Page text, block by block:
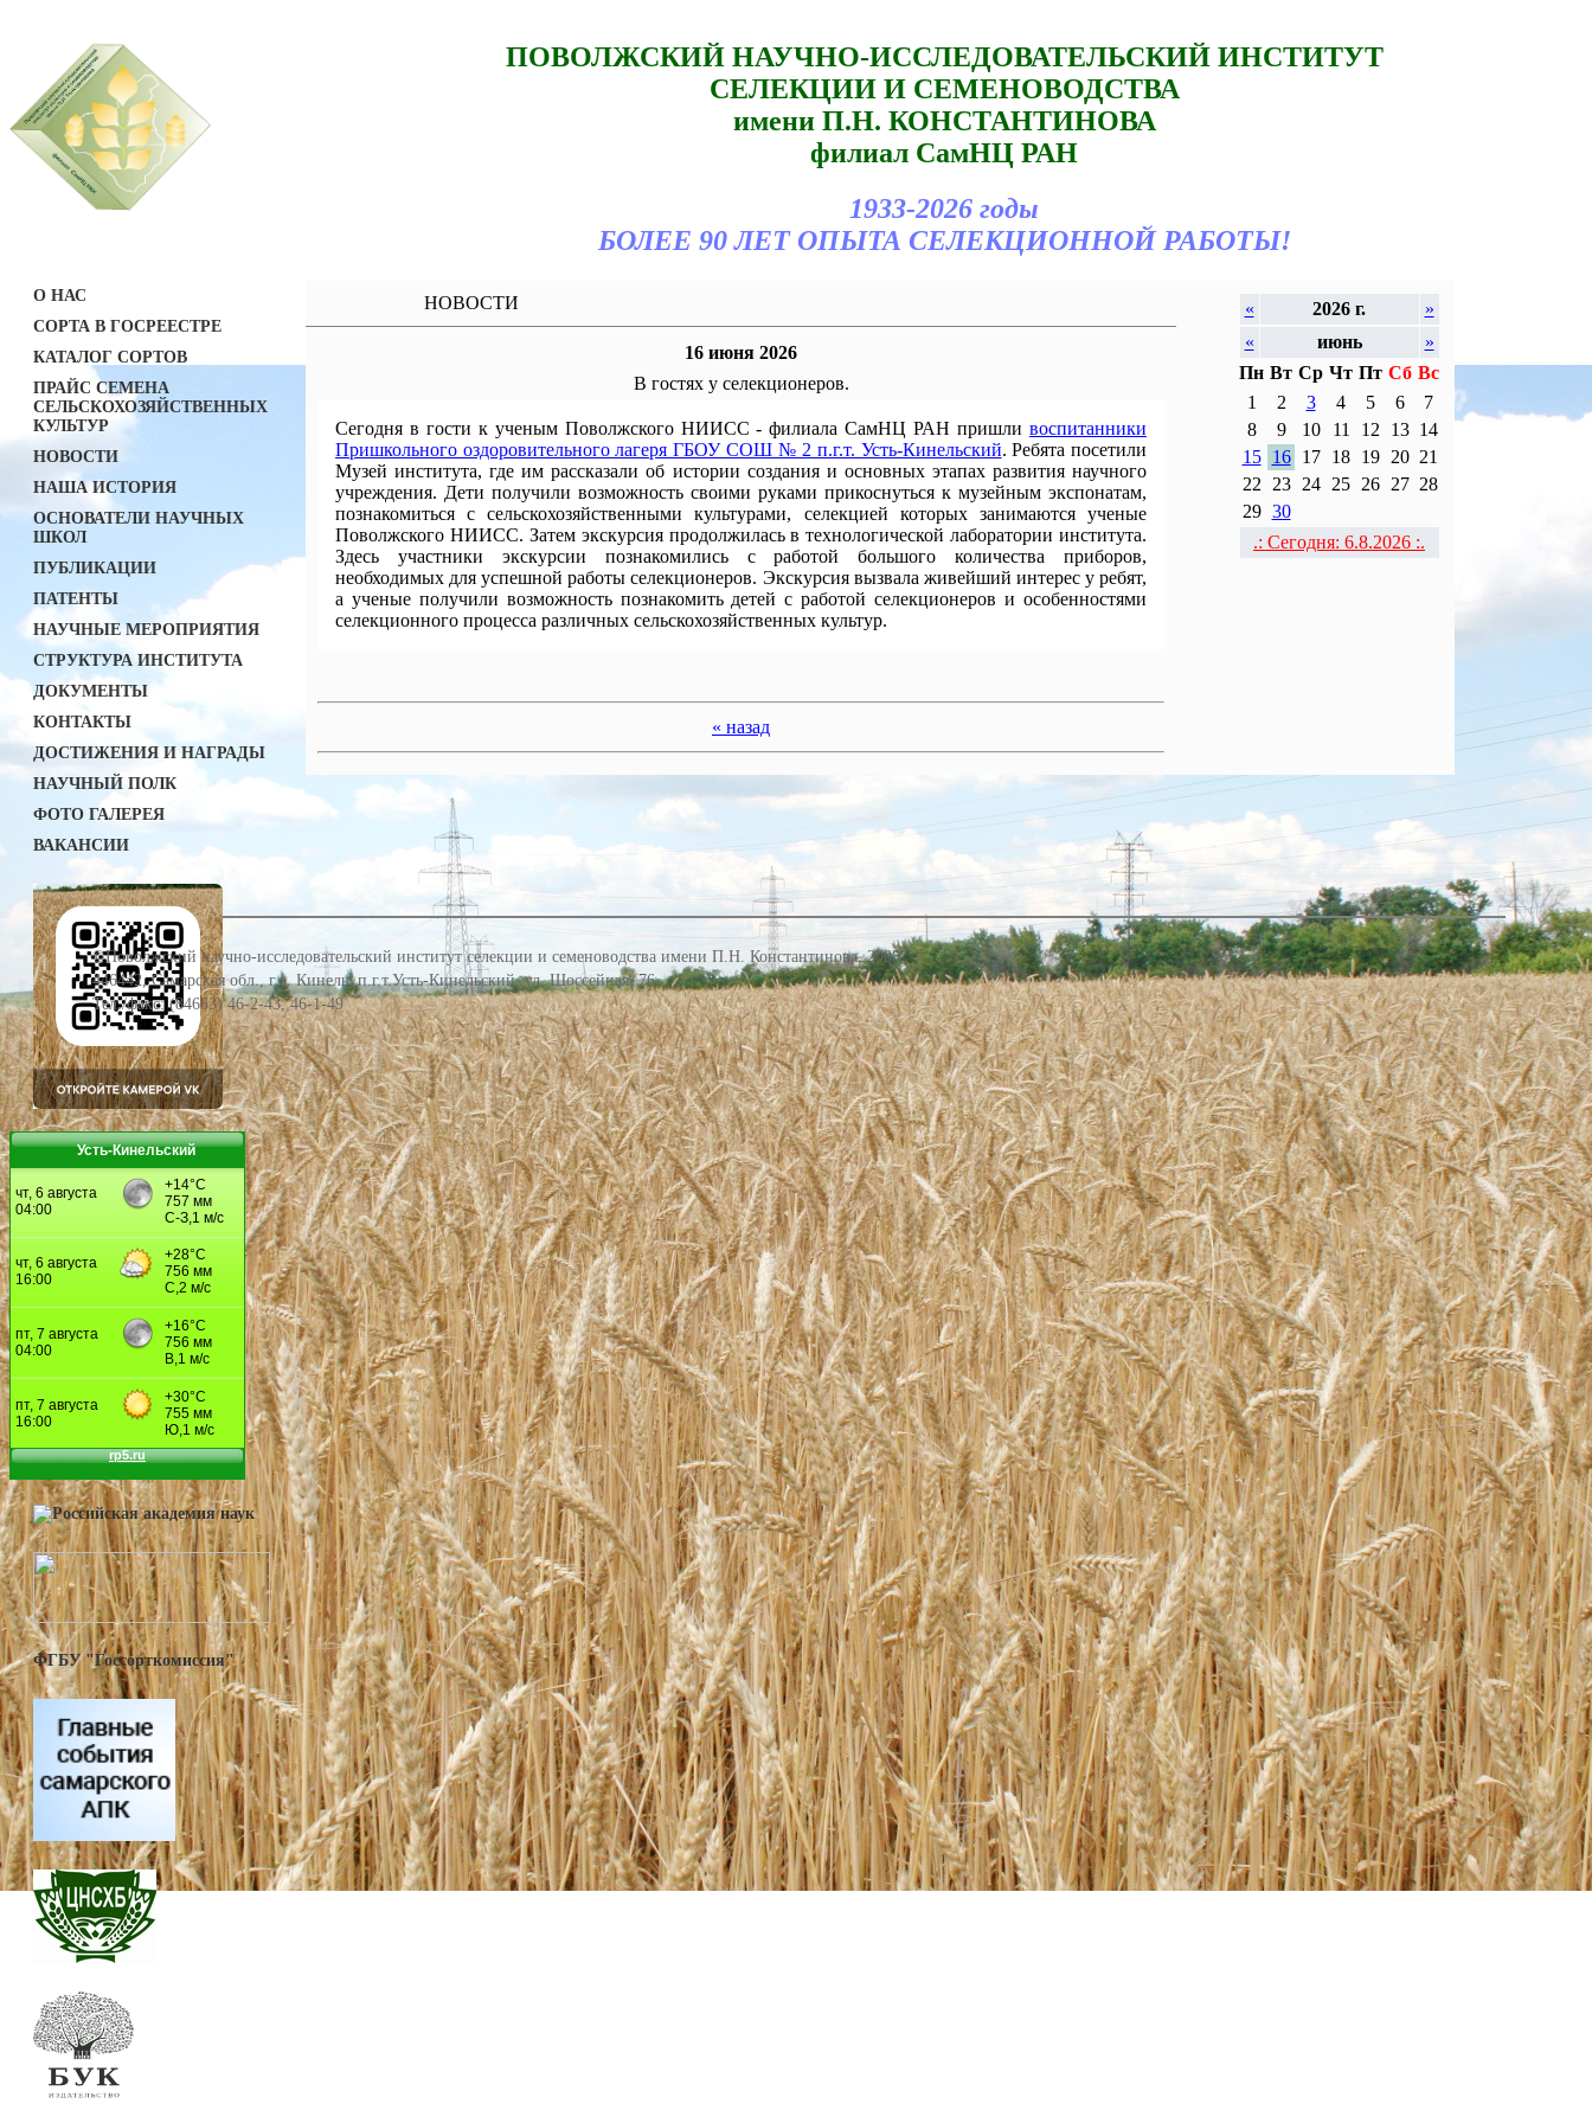
ПОВОЛЖСКИЙ НАУЧНО-ИССЛЕДОВАТЕЛЬСКИЙ ИНСТИТУТ
СЕЛЕКЦИИ И СЕМЕНОВОДСТВА
имени П.Н. КОНСТАНТИНОВА
филиал СамНЦ РАН
1933-2026 годы
БОЛЕЕ 90 ЛЕТ ОПЫТА СЕЛЕКЦИОННОЙ РАБОТЫ!
О НАС
СОРТА В ГОСРЕЕСТРЕ
КАТАЛОГ СОРТОВ
ПРАЙС СЕМЕНА
СЕЛЬСКОХОЗЯЙСТВЕННЫХ
КУЛЬТУР
НОВОСТИ
НАША ИСТОРИЯ
ОСНОВАТЕЛИ НАУЧНЫХ
ШКОЛ
ПУБЛИКАЦИИ
ПАТЕНТЫ
НАУЧНЫЕ МЕРОПРИЯТИЯ
СТРУКТУРА ИНСТИТУТА
ДОКУМЕНТЫ
КОНТАКТЫ
ДОСТИЖЕНИЯ И НАГРАДЫ
НАУЧНЫЙ ПОЛК
ФОТО ГАЛЕРЕЯ
ВАКАНСИИ
Усть-Кинельский
ФГБУ "Госсорткомиссия"
НОВОСТИ « 2026 г.
»
«
июнь
»
Пн Вт Ср Чт Пт Сб Вс
1
2 3 4 5 6
7
8
9 10 11 12 13 14
15
16 17 18 19 20 21
22
23 24 25 26 27 28
29 30
.: Сегодня: 6.8.2026 :.
16 июня 2026
В гостях у селекционеров.
Сегодня в гости к ученым Поволжского НИИСС - филиала СамНЦ РАН пришли воспитанники
Пришкольного оздоровительного лагеря ГБОУ СОШ № 2 п.г.т. Усть-Кинельский. Ребята посетили
Музей института, где им рассказали об истории создания и основных этапах развития научного
учреждения. Дети получили возможность своими руками прикоснуться к музейным экспонатам,
познакомиться с сельскохозяйственными культурами, селекцией которых занимаются ученые
Поволжского НИИСС. Затем экскурсия продолжилась в технологической лаборатории института.
Здесь участники экскурсии познакомились c работой большого количества приборов,
необходимых для успешной работы селекционеров. Экскурсия вызвала живейший интерес у ребят,
а ученые получили возможность познакомить детей с работой селекционеров и особенностями
селекционного процесса различных сельскохозяйственных культур.
« назад
©Поволжский научно-исследовательский институт селекции и семеноводства имени П.Н. Константинова, 2008
446442, Самарская обл., г.о. Кинель, п.г.т.Усть-Кинельский, ул. Шоссейная, 76
Тел./факс: (84663) 46-2-43, 46-1-49